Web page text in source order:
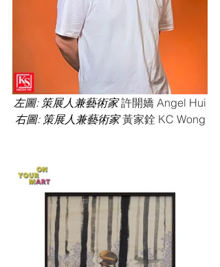
左圖: 策展人兼藝術家 許開嬌 Angel Hui
右圖: 策展人兼藝術家 黃家銓 KC Wong